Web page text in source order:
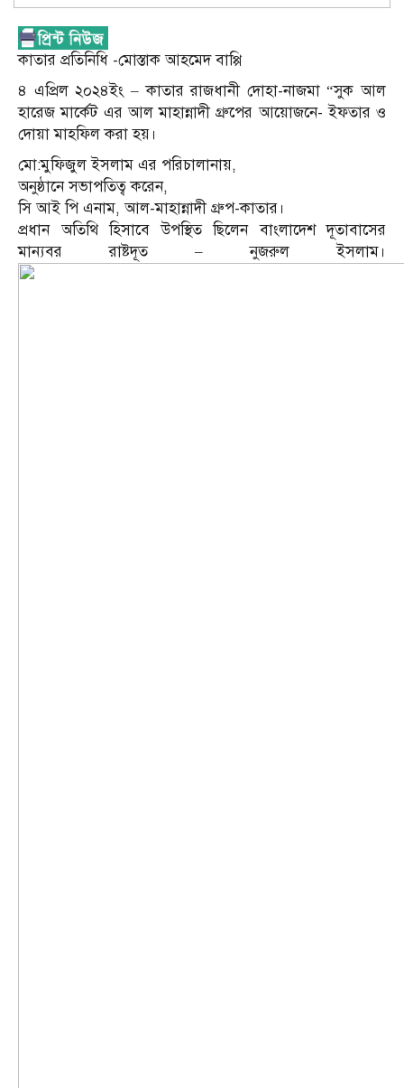
কাতার প্রতিনিধি -মোস্তাক আহমেদ বাপ্পি
৪ এপ্রিল ২০২৪ইং – কাতার রাজধানী দোহা-নাজমা “সুক আল
হারেজ মার্কেট এর আল মাহান্নাদী গ্রুপের আয়োজনে- ইফতার ও
দোয়া মাহফিল করা হয়।
মো:মুফিজুল ইসলাম এর পরিচালানায়,
অনুষ্ঠানে সভাপতিত্ব করেন,
সি আই পি এনাম, আল-মাহান্নাদী গ্রুপ-কাতার।
প্রধান অতিথি হিসাবে উপস্থিত ছিলেন বাংলাদেশ দূতাবাসের
মান্যবর রাষ্টদূত – নুজরুল ইসলাম।